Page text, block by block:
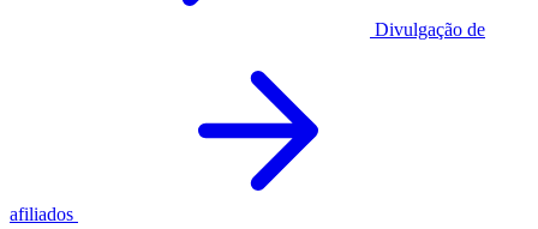
Divulgação de
afiliados